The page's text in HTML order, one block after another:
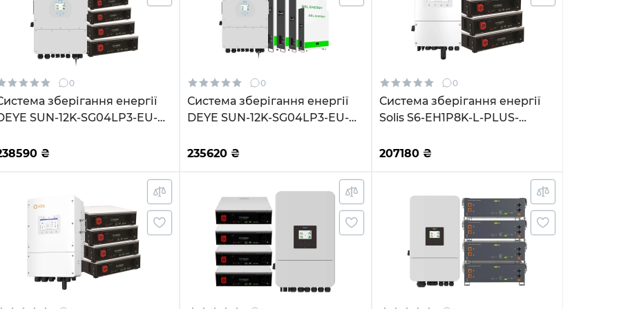
0
зберігання енергії
SUN-12K-SG04LP3-EU-
4BAT LiFePO4 6000
₴
0
Система зберігання енергії
DEYE SUN-12K-SG04LP3-EU-
20.48kWh 4BAT LiFePO4 6500
235620 ₴
0
Система зберігання енергії
Solis S6-EH1P8K-L-PLUS-
20.48kWh 4BAT LiFePO4 6000
207180₴